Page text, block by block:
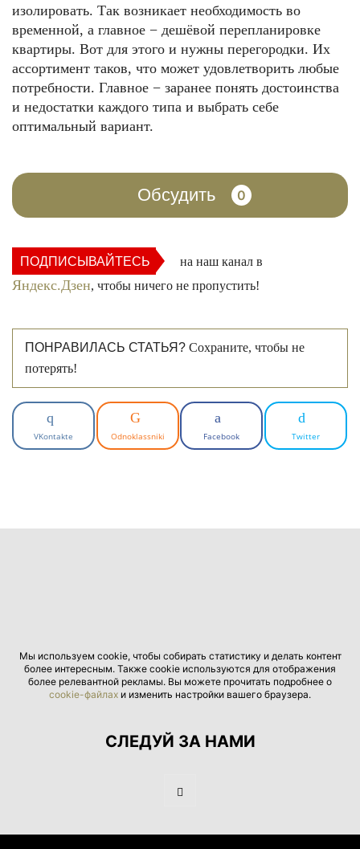
изолировать. Так возникает необходимость во
временной, а главное − дешёвой перепланировке
квартиры. Вот для этого и нужны перегородки. Их
ассортимент таков, что может удовлетворить любые
потребности. Главное − заранее понять достоинства
и недостатки каждого типа и выбрать себе
оптимальный вариант.
Обсудить 0
ПОДПИСЫВАЙТЕСЬ на наш канал в
Яндекс.Дзен, чтобы ничего не пропустить!
ПОНРАВИЛАСЬ СТАТЬЯ? Сохраните, чтобы не
потерять!
VKontakte Odnoklassniki Facebook Twitter
Мы используем cookie, чтобы собирать статистику и делать контент
более интересным. Также cookie используются для отображения
более релевантной рекламы. Вы можете прочитать подробнее о
cookie-файлах и изменить настройки вашего браузера.
СЛЕДУЙ ЗА НАМИ